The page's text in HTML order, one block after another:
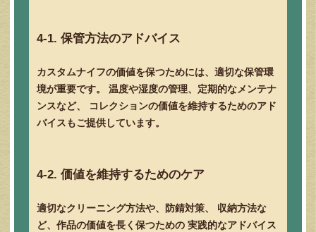
4-1. 保管方法のアドバイス
カスタムナイフの価値を保つためには、適切な保管環
境が重要です。 温度や湿度の管理、定期的なメンテナ
ンスなど、 コレクションの価値を維持するためのアド
バイスもご提供しています。
4-2. 価値を維持するためのケア
適切なクリーニング方法や、防錆対策、 収納方法な
ど、作品の価値を長く保つための 実践的なアドバイス